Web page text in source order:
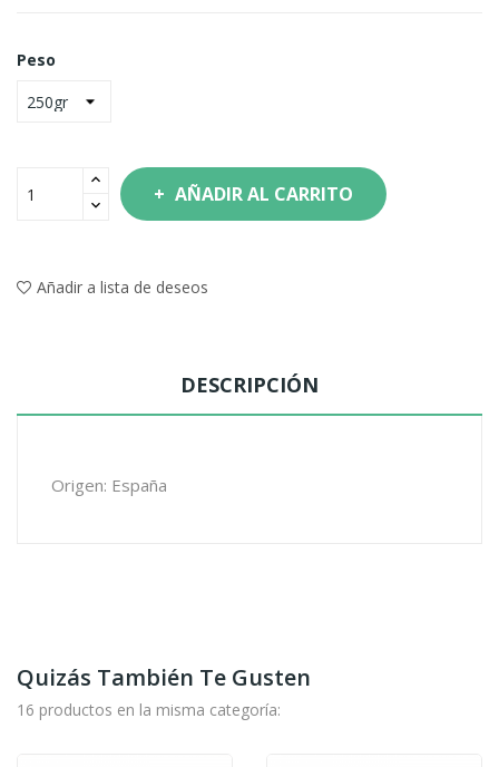
Peso
AÑADIR AL CARRITO
Añadir a lista de deseos
DESCRIPCIÓN
Origen: España
Quizás También Te Gusten
16 productos en la misma categoría: